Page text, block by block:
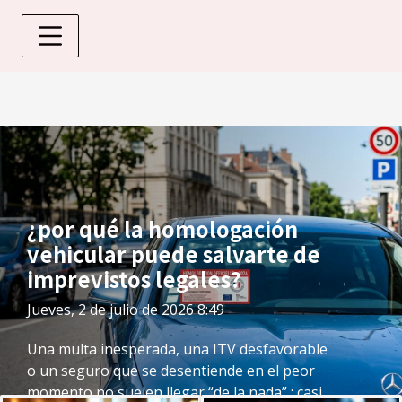
¿por qué la homologación
vehicular puede salvarte de
imprevistos legales?
Jueves, 2 de julio de 2026 8:49
Una multa inesperada, una ITV desfavorable
o un seguro que se desentiende en el peor
momento no suelen llegar “de la nada” : casi